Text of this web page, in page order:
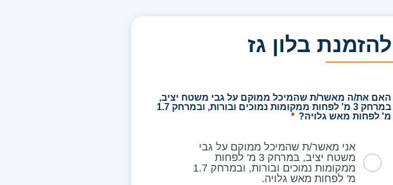
בלון גז
האם את/ה מאשר/ת שהמיכל ממוקם על גבי משטח יציב,
במרחק 3 מ' לפחות ממקומות נמוכים ובורות, ובמרחק 1.7
מ' לפחות מאש גלויה?
אני מאשר/ת שהמיכל ממוקם על גבי
משטח יציב, במרחק 3 מ' לפחות
ממקומות נמוכים ובורות, ובמרחק 1.7
מ' לפחות מאש גלויה.